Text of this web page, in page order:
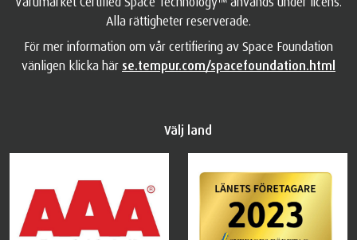
Alla rättigheter reserverade.
För mer information om vår certifiering av Space Foundation
vänligen klicka här se.tempur.com/spacefoundation.html
Välj land